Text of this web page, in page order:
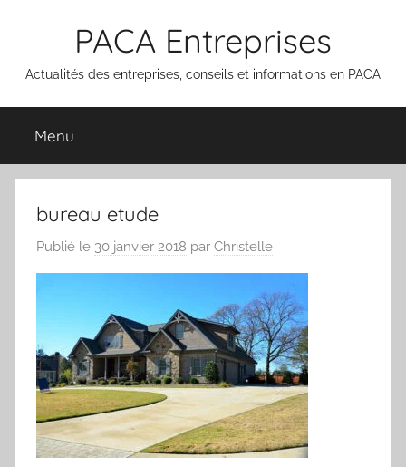
PACA Entreprises
Actualités des entreprises, conseils et informations en PACA
Menu
bureau etude
Publié le 30 janvier 2018 par Christelle